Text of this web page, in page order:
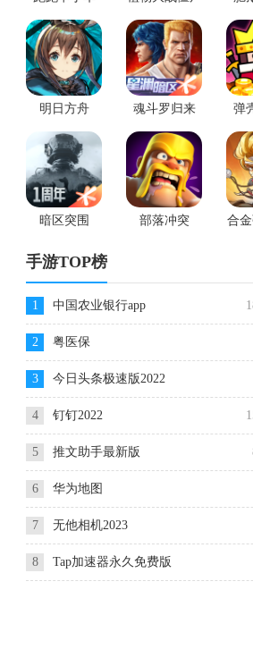
明日方舟 魂斗罗归来 弹
暗区突围 部落冲突 合
手游TOP榜
1 中国农业银行app
2 粤医保
3 今日头条极速版2022
4 钉钉2022
5 推文助手最新版
6 华为地图
7 无他相机2023
8 Tap加速器永久免费版